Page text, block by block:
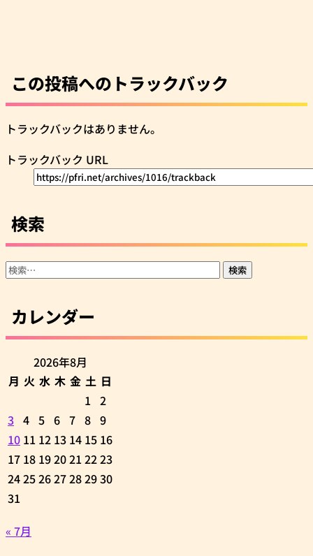
この投稿へのトラックバック
トラックバックはありません。
トラックバック URL
検索
検
カレンダー
2026年8月
月 火 水 木 金 土 日
1 2
3 4 5 6 7 8 9
10 11 12 13 14 15 16
17 18 1920212223
24252627282930
31
« 7月